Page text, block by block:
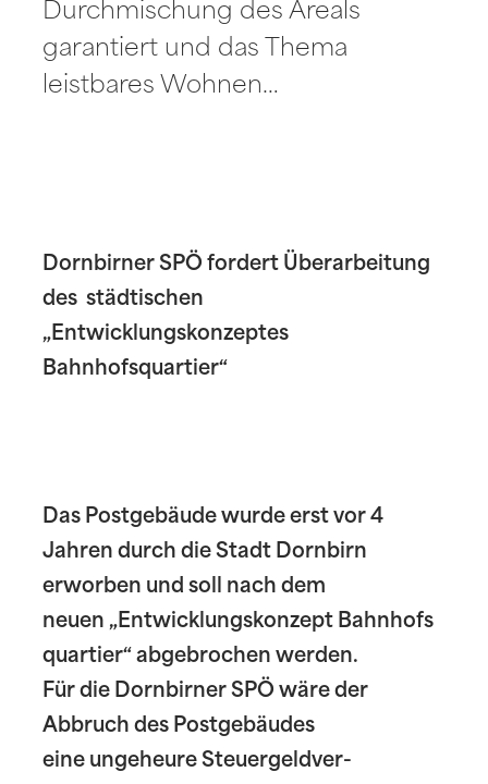
Durchmischung des Areals
garantiert und das Thema
leistbares Wohnen…
Dornbirner SPÖ fordert Überarbeitung
des städtischen
„Entwicklungskonzeptes
Bahnhofsquartier“
Das Postgebäude wurde erst vor 4
Jahren durch die Stadt Dornbirn
erworben und soll nach dem
neuen „Entwicklungskonzept Bahnhofs
quartier“ abgebrochen werden.
Für die Dornbirner SPÖ wäre der
Abbruch des Postgebäudes
eine ungeheure Steuergeldver-